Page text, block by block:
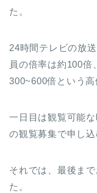
た。
24時間テレビの放
員の倍率は約100倍
300~600倍という高
一日目は観覧可能
の観覧募集で申し込
それでは、最後ま
た。